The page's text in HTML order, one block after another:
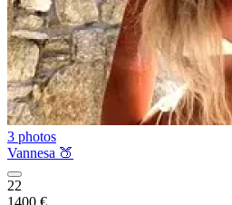
3 photos
Vannesa 🍑
22
1400 €